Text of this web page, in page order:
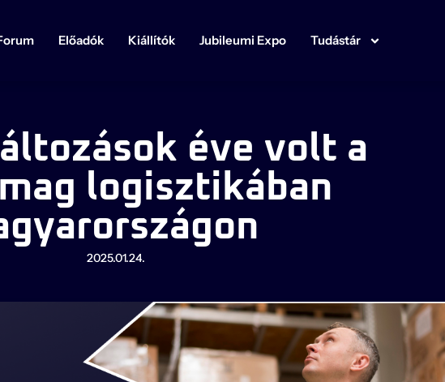
Előadók Kiállítók Jubileumi Expo Tudástár
éve volt a
logisztikában
2025.01.24.